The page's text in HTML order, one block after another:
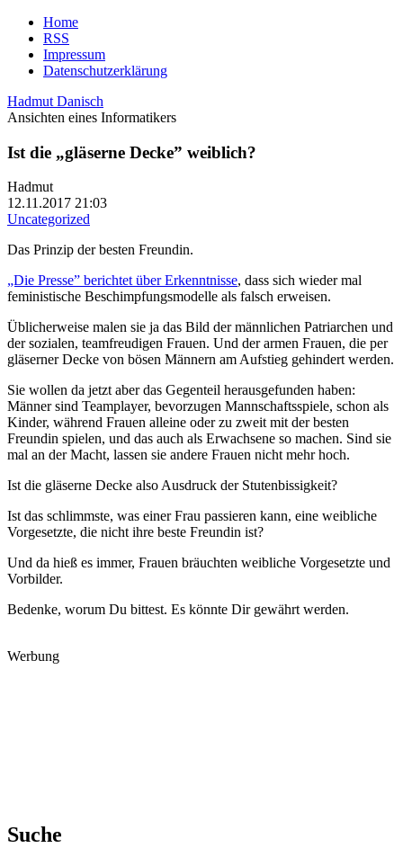
Home
RSS
Impressum
Datenschutzerklärung
Hadmut Danisch
Ansichten eines Informatikers
Ist die „gläserne Decke” weiblich?
Hadmut
12.11.2017 21:03
Uncategorized
Das Prinzip der besten Freundin.
„Die Presse” berichtet über Erkenntnisse, dass sich wieder mal
feministische Beschimpfungsmodelle als falsch erweisen.
Üblicherweise malen sie ja das Bild der männlichen Patriarchen und
der sozialen, teamfreudigen Frauen. Und der armen Frauen, die per
gläserner Decke von bösen Männern am Aufstieg gehindert werden.
Sie wollen da jetzt aber das Gegenteil herausgefunden haben:
Männer sind Teamplayer, bevorzugen Mannschaftsspiele, schon als
Kinder, während Frauen alleine oder zu zweit mit der besten
Freundin spielen, und das auch als Erwachsene so machen. Sind sie
mal an der Macht, lassen sie andere Frauen nicht mehr hoch.
Ist die gläserne Decke also Ausdruck der Stutenbissigkeit?
Ist das schlimmste, was einer Frau passieren kann, eine weibliche
Vorgesetzte, die nicht ihre beste Freundin ist?
Und da hieß es immer, Frauen bräuchten weibliche Vorgesetzte und
Vorbilder.
Bedenke, worum Du bittest. Es könnte Dir gewährt werden.
Werbung
Suche